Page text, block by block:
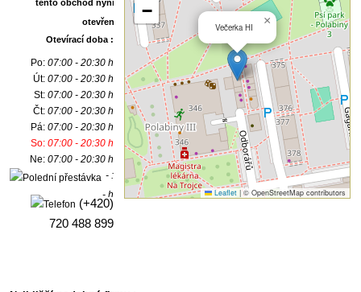
Otevírací doba :
Po:07:00 - 20:30 h
Út:07:00 - 20:30 h
St:07:00 - 20:30 h
Čt:07:00 - 20:30 h
Pá:07:00 - 20:30 h
So:07:00 - 20:30 h
Ne:07:00 - 20:30 h
- :
- h
(+420)
720 488 899
Večerka HI ×
−
Leaflet |© OpenStreetMap contributors